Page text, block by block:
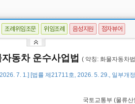
조례위임조문 위임조례 음성지원 점자뷰어
동차 운수사업법 ( 약칭: 화물자동차
7. 1.] [법률 제21711호, 2026. 5. 29., 일부개
국토교통부 (물류